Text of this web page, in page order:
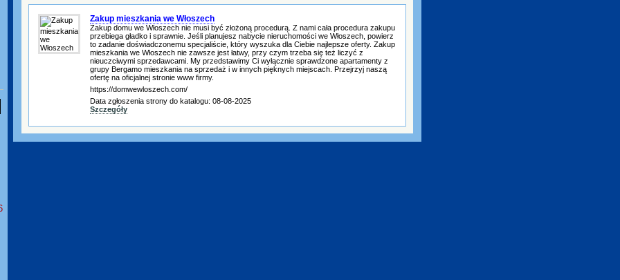
Zakup mieszkania we Włoszech
Zakup domu we Włoszech nie musi być złożoną procedurą. Z nami cała procedura zakupu
przebiega gładko i sprawnie. Jeśli planujesz nabycie nieruchomości we Włoszech, powierz
to zadanie doświadczonemu specjaliście, który wyszuka dla Ciebie najlepsze oferty. Zakup
mieszkania we Włoszech nie zawsze jest łatwy, przy czym trzeba się też liczyć z
nieuczciwymi sprzedawcami. My przedstawimy Ci wyłącznie sprawdzone apartamenty z
grupy Bergamo mieszkania na sprzedaż i w innych pięknych miejscach. Przejrzyj naszą
ofertę na oficjalnej stronie www firmy.
https://domwewloszech.com/
Data zgłoszenia strony do katalogu: 08-08-2025
Szczegóły